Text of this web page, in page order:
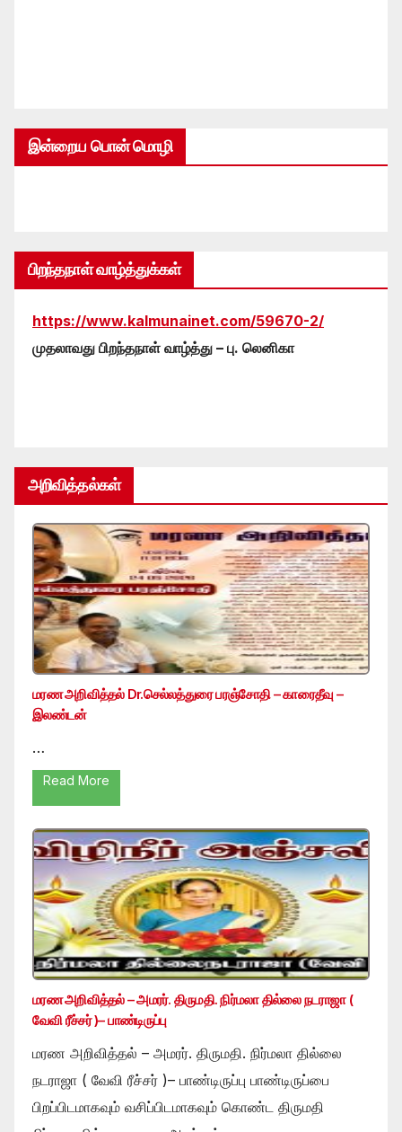
இன்றைய பொன் மொழி
பிறந்தநாள் வாழ்த்துக்கள்
https://www.kalmunainet.com/59670-2/
முதலாவது பிறந்தநாள் வாழ்த்து – பு. லெனிகா
அறிவித்தல்கள்
மரண அறிவித்தல் Dr.செல்லத்துரை பரஞ்சோதி – காரைதீவு –
இலண்டன்
…
Read More
மரண அறிவித்தல் – அமரர். திருமதி. நிர்மலா தில்லை நடராஜா (
வேவி ரீச்சர் )– பாண்டிருப்பு
மரண அறிவித்தல் – அமரர். திருமதி. நிர்மலா தில்லை
நடராஜா ( வேவி ரீச்சர் )– பாண்டிருப்பு பாண்டிருப்பை
பிறப்பிடமாகவும் வசிப்பிடமாகவும் கொண்ட திருமதி